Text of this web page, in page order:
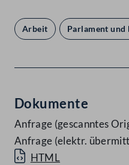
Arbeit Parlament und
Dokumente
Anfrage (gescanntes
Anfrage (elektr.
HTML